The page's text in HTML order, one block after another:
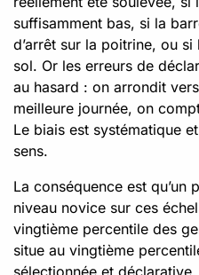
suffisamment bas, si la
d’arrêt sur la poitrine, ou
sol. Or les erreurs de
au hasard : on arrondit
meilleure journée, on
Le biais est systématique
sens.
La conséquence est qu’un
niveau novice sur ces
vingtième percentile des
situe au vingtième
sélectionnée et déclarative,